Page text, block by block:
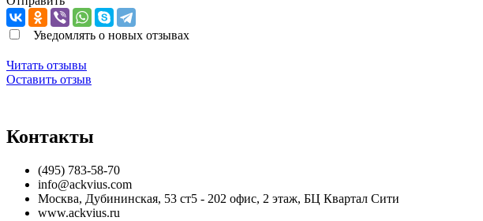
Уведомлять о новых отзывах
Читать отзывы
Оставить отзыв
Контакты
(495) 783-58-70
info@ackvius.com
Москва, Дубининская, 53 ст5 - 202 офис, 2 этаж, БЦ Квартал Сити
www.ackvius.ru